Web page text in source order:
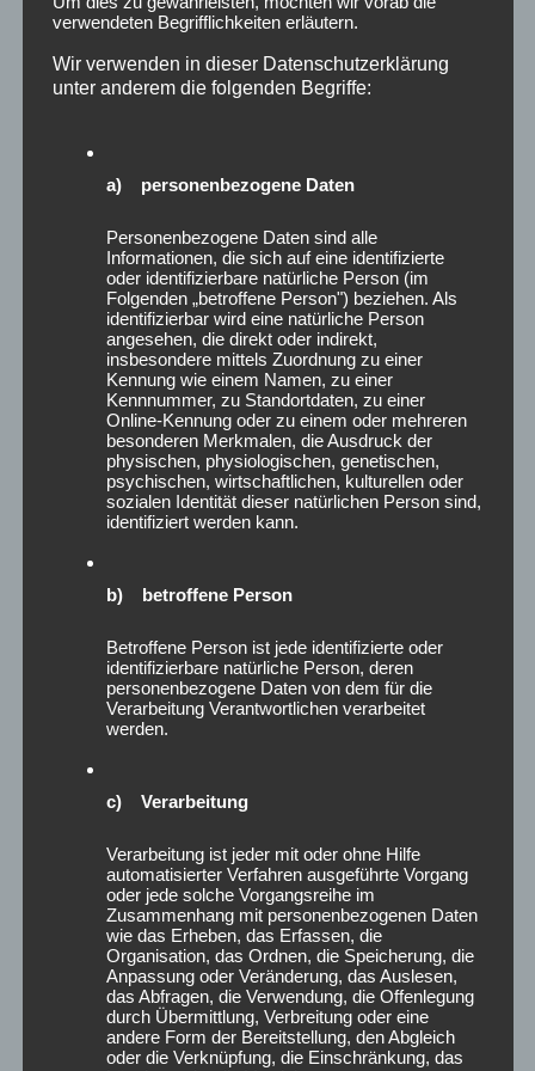
s
s
i
k
i
n
e
B
i
l
d
u
n
g
s
r
c
h
t
i
e
t
a
u
s
“
r
a
u
e
g
d
e
r
M
u
t
t
e
r
t
a
g
W
l
c
h
e
y
b
i
s
t
d
u
?
“
10. Dezember 2019byMelanie
Wer hätte das gedacht, mit den LINKEN will die sachsen-
anhaltinische CDU nicht zusammenarbeiten. Die AfD wird
zumindest für 2021 als Partner ausgeschlossen. Mit uns
Grünen soll es aber weitergehen können. Dabei will die CDU
mutige und entschlossene Partei!
Continue reading„
W
i
r
m
i
t
d
→
UN-Migrationspakt: Nur gut,
verwendeten Begrifflichkeiten erläutern.
Wir verwenden in dieser Datenschutzerklärung
unter anderem die folgenden Begriffe:
a) personenbezogene Daten
Personenbezogene Daten sind alle
Informationen, die sich auf eine identifizierte
oder identifizierbare natürliche Person (im
Folgenden „betroffene Person") beziehen. Als
identifizierbar wird eine natürliche Person
angesehen, die direkt oder indirekt,
insbesondere mittels Zuordnung zu einer
Kennung wie einem Namen, zu einer
Kennnummer, zu Standortdaten, zu einer
Online-Kennung oder zu einem oder mehreren
besonderen Merkmalen, die Ausdruck der
physischen, physiologischen, genetischen,
psychischen, wirtschaftlichen, kulturellen oder
sozialen Identität dieser natürlichen Person sind,
identifiziert werden kann.
b) betroffene Person
Betroffene Person ist jede identifizierte oder
identifizierbare natürliche Person, deren
personenbezogene Daten von dem für die
Verarbeitung Verantwortlichen verarbeitet
werden.
c) Verarbeitung
Verarbeitung ist jeder mit oder ohne Hilfe
automatisierter Verfahren ausgeführte Vorgang
oder jede solche Vorgangsreihe im
Zusammenhang mit personenbezogenen Daten
wie das Erheben, das Erfassen, die
Organisation, das Ordnen, die Speicherung, die
Anpassung oder Veränderung, das Auslesen,
das Abfragen, die Verwendung, die Offenlegung
durch Übermittlung, Verbreitung oder eine
andere Form der Bereitstellung, den Abgleich
oder die Verknüpfung, die Einschränkung, das